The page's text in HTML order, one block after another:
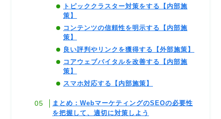
トピッククラスター対策をする【内部施
策】
コンテンツの信頼性を明示する【内部施
策】
良い評判やリンクを獲得する【外部施策】
コアウェブバイタルを改善する【内部施
策】
スマホ対応する【内部施策】
まとめ：WebマーケティングのSEOの必要性
を把握して、適切に対策しよう